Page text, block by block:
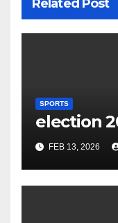
Related Post
SPORTS
election
FEB 13, 2026